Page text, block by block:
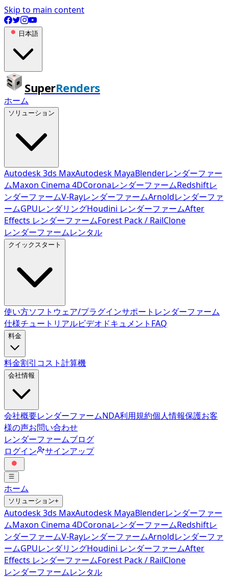
Skip to main content
日本語
SuperRenders
ホーム
ソリューション
Autodesk 3ds MaxAutodesk MayaBlenderレンダーファー
ムMaxon Cinema 4DCoronaレンダーファームRedshiftレ
ンダーファームV-RayレンダーファームArnoldレンダーファ
ームGPUレンダリングHoudini レンダーファームAfter
Effects レンダーファームForest Pack / RailClone
レンダーファームレンタル
クイックスタート
使い方ソフトウェア/プラグインサポート レンダーファーム
仕様チュートリアルビデオ ドキュメント FAQ
料金
料金割引 コスト計算機
会社情報
会社概要レンダーファームNDA利用規約個人情報保護お客
様の声お問い合わせ
レンダーファームブログ
ログイン
サインアップ
ホーム
ソリューション+
Autodesk 3ds MaxAutodesk MayaBlenderレンダーファー
ムMaxon Cinema 4DCoronaレンダーファームRedshiftレ
ンダーファームV-RayレンダーファームArnoldレンダーファ
ームGPUレンダリングHoudini レンダーファームAfter
Effects レンダーファームForest Pack / RailClone
レンダーファームレンタル